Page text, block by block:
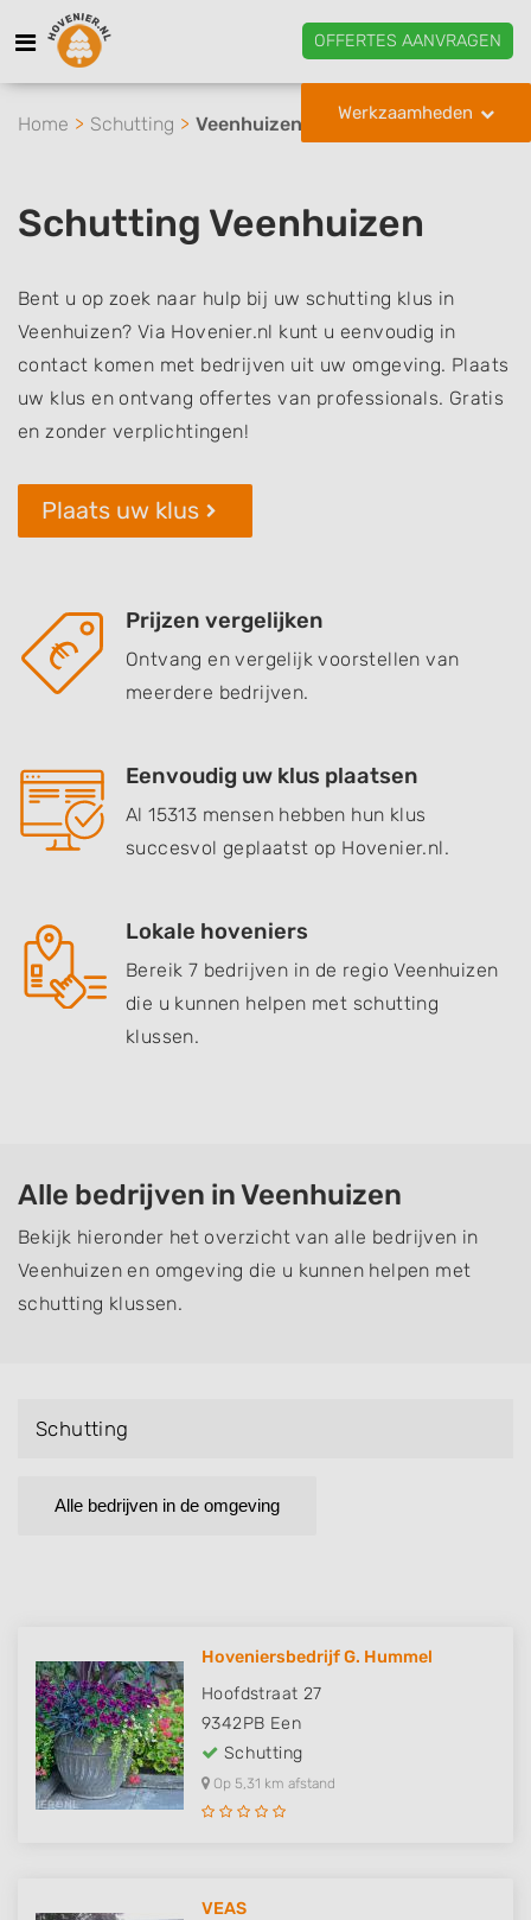
OFFERTES AANVRAGEN
Werkzaamheden
Home Schutting Veenhuizen
Schutting Veenhuizen
Bent u op zoek naar hulp bij uw schutting klus in
Veenhuizen? Via Hovenier.nl kunt u eenvoudig in
contact komen met bedrijven uit uw omgeving. Plaats
uw klus en ontvang offertes van professionals. Gratis
en zonder verplichtingen!
Plaats uw klus
Prijzen vergelijken
Ontvang en vergelijk voorstellen van
meerdere bedrijven.
Eenvoudig uw klus plaatsen
Al 15313 mensen hebben hun klus
succesvol geplaatst op Hovenier.nl.
Lokale hoveniers
Bereik 7 bedrijven in de regio Veenhuizen
die u kunnen helpen met schutting
klussen.
Alle bedrijven in Veenhuizen
Bekijk hieronder het overzicht van alle bedrijven in
Veenhuizen en omgeving die u kunnen helpen met
schutting klussen.
Schutting
Alle bedrijven in de omgeving
Hoveniersbedrijf G. Hummel
Hoofdstraat 27
9342PB Een
Schutting
Op 5,31 km afstand
VEAS